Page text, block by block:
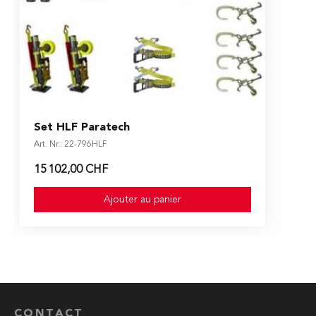
Set HLF Paratech
Art. Nr.: 22-796HLF
15 102,00 CHF
Ajouter au panier
CONTACT